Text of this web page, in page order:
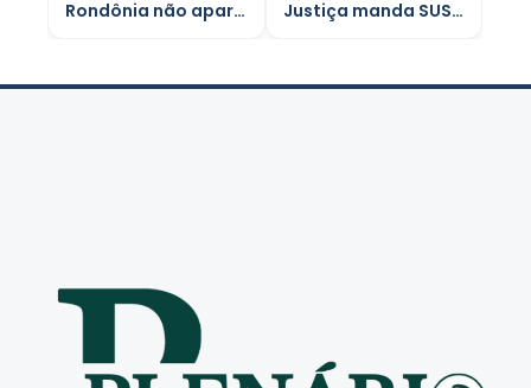
Rondônia não aparece na lista os 100 melhores hospitais públicos do Brasil Justiça manda SUS fornecer remédio para câncer raro e agressivo